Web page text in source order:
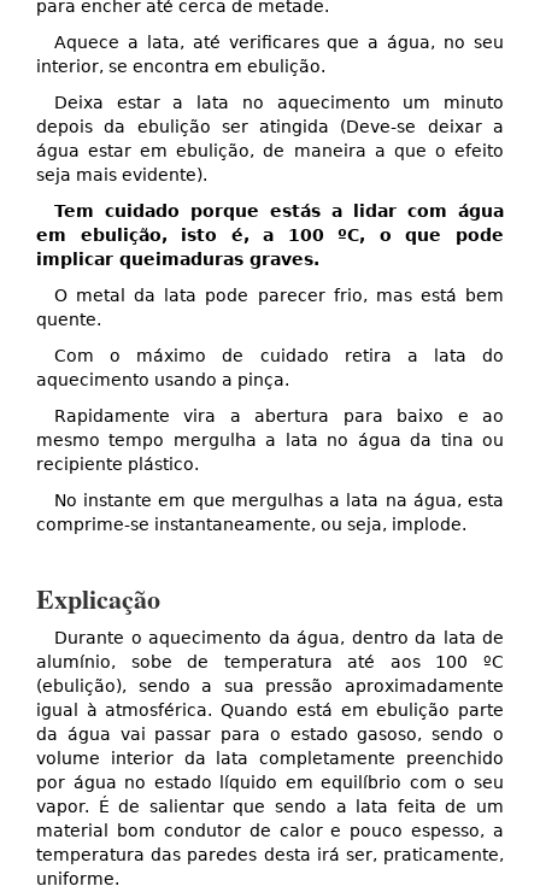
para encher até cerca de metade.
Aquece a lata, até verificares que a água, no seu
interior, se encontra em ebulição.
Deixa estar a lata no aquecimento um minuto
depois da ebulição ser atingida (Deve-se deixar a
água estar em ebulição, de maneira a que o efeito
seja mais evidente).
Tem cuidado porque estás a lidar com água
em ebulição, isto é, a 100 ºC, o que pode
implicar queimaduras graves.
O metal da lata pode parecer frio, mas está bem
quente.
Com o máximo de cuidado retira a lata do
aquecimento usando a pinça.
Rapidamente vira a abertura para baixo e ao
mesmo tempo mergulha a lata no água da tina ou
recipiente plástico.
No instante em que mergulhas a lata na água, esta
comprime-se instantaneamente, ou seja, implode.
Explicação
Durante o aquecimento da água, dentro da lata de
alumínio, sobe de temperatura até aos 100 ºC
(ebulição), sendo a sua pressão aproximadamente
igual à atmosférica. Quando está em ebulição parte
da água vai passar para o estado gasoso, sendo o
volume interior da lata completamente preenchido
por água no estado líquido em equilíbrio com o seu
vapor. É de salientar que sendo a lata feita de um
material bom condutor de calor e pouco espesso, a
temperatura das paredes desta irá ser, praticamente,
uniforme.